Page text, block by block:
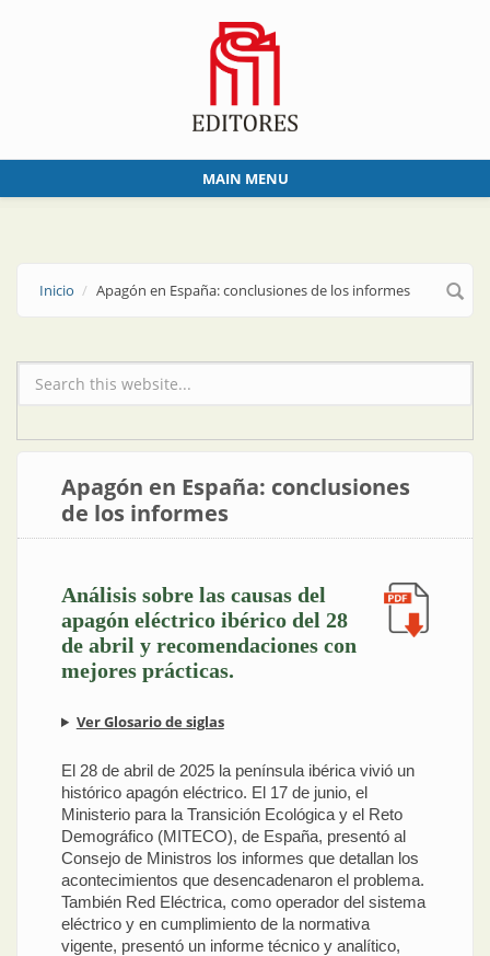
MAIN MENU
Inicio Apagón en España: conclusiones de los informes
Formulario de búsqueda
Apagón en España: conclusiones
de los informes
Análisis sobre las causas del
apagón eléctrico ibérico del 28
de abril y recomendaciones con
mejores prácticas.
Ver Glosario de siglas
El 28 de abril de 2025 la península ibérica vivió un
histórico apagón eléctrico. El 17 de junio, el
Ministerio para la Transición Ecológica y el Reto
Demográfico (MITECO), de España, presentó al
Consejo de Ministros los informes que detallan los
acontecimientos que desencadenaron el problema.
También Red Eléctrica, como operador del sistema
eléctrico y en cumplimiento de la normativa
vigente, presentó un informe técnico y analítico,